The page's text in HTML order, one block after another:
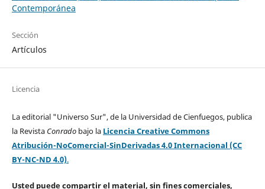
Contemporánea
Sección
Artículos
Licencia
La editorial "Universo Sur", de la Universidad de Cienfuegos, publica
la Revista Conradobajo la Licencia Creative Commons
Atribución-NoComercial-SinDerivadas 4.0 Internacional (CC
BY-NC-ND 4.0).
Usted puede compartir el material, sin fines comerciales,